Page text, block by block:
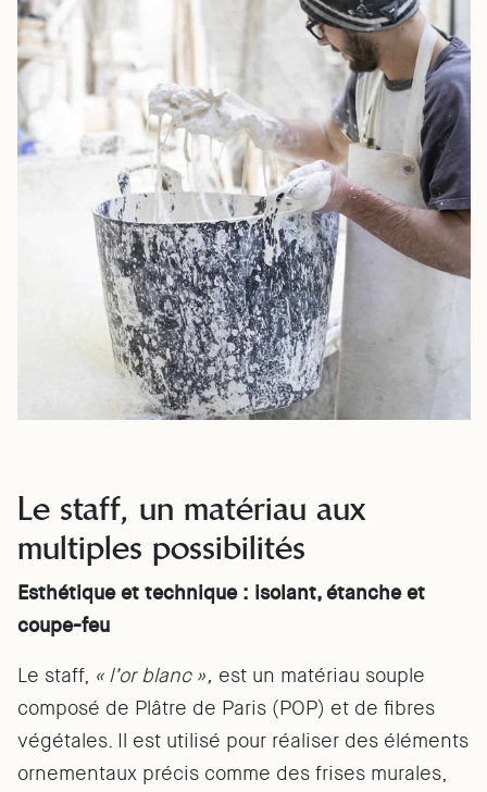
Le staff, un matériau aux
multiples possibilités
Esthétique et technique : isolant, étanche et
coupe-feu
Le staff, « l’or blanc », est un matériau souple
composé de Plâtre de Paris (POP) et de fibres
végétales. Il est utilisé pour réaliser des éléments
ornementaux précis comme des frises murales,